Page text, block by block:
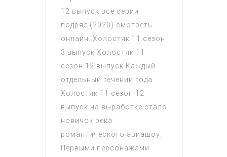
12 выпуск все серии
подряд (2020) смотреть
онлайн. Холостяк 11 сезон
3 выпуск Холостяк 11
сезон 12 выпуск Каждый
отдельный течении года
Холостяк 11 сезон 12
выпуск на выработке стало
новичок река
романтического авиашоу.
Первыми персонажами